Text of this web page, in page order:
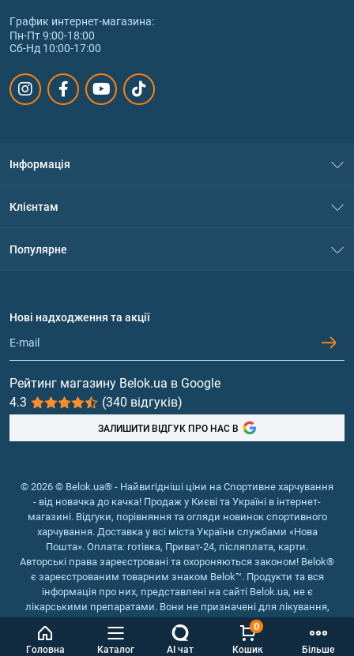
Головна Каталог AI чат Кошик
0
Більше
График интернет‑магазина:
Пн-Пт 9:00-18:00
Сб-Нд 10:00-17:00
Інформація
Політика конфіденційності
Обмін та повернення
Клієнтам
Популярне
Протеїн
Гейнери
Вітаміни та мінерали
Риб'ячий жир, жирні кислоти
Нові надходження та акції
Рейтинг магазину Belok.ua в Google
4.3
(340 відгуків)
ЗАЛИШИТИ ВІДГУК ПРО НАС В
© 2026 © Belok.ua® - Найвигідніші ціни на Спортивне харчування
- від новачка до качка! Продаж у Києві та Україні в інтернет-
магазині. Відгуки, порівняння та огляди новинок спортивного
харчування. Доставка у всі міста України службами «Нова
Пошта». Оплата: готівка, Приват-24, післяплата, карти.
Авторські права зареєстровані та охороняються законом! Belok®
є зареєстрованим товарним знаком Belok™. Продукти та вся
інформація про них, представлені на сайті Belok.ua, не є
лікарськими препаратами. Вони не призначені для лікування,
зняття симптомів та запобігання хворобам.
Інтернет магазин Belok.ua
Інтернет магазин спортивного
харчування